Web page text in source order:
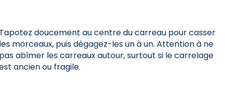
doucement au centre du carreau pour casser
morceaux, puis dégagez-les un à un. Attention à ne
abîmer les carreaux autour, surtout si le carrelage
ancien ou fragile.